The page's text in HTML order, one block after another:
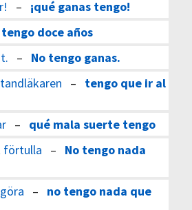
– ¡qué ganas tengo!
tengo doce años
– No tengo ganas.
– tengo que ir al
– qué mala suerte tengo
förtulla – No tengo nada
– no tengo nada que